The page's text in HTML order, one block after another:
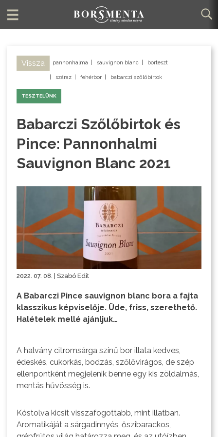
Vissza pannonhalma sauvignon blanc borteszt
száraz fehérbor babarczi szőlőbirtok
TESZTELÜNK
Babarczi Szőlőbirtok és
Pince: Pannonhalmi
Sauvignon Blanc 2021
2022. 07. 08. | Szabó Edit
A Babarczi Pince sauvignon blanc bora a fajta
klasszikus képviselője. Üde, friss, szerethető.
Halételek mellé ajánljuk…
A halvány citromsárga színű bor illata kedves,
édeskés, cukorkás, bodzás, szőlővirágos, de szép
ellenpontként megjelenik benne egy kis zöldalmás,
mentás hűvösség is.
Kóstolva kicsit visszafogottabb, mint illatban.
Aromatikáját a sárgadinnyés, őszibarackos,